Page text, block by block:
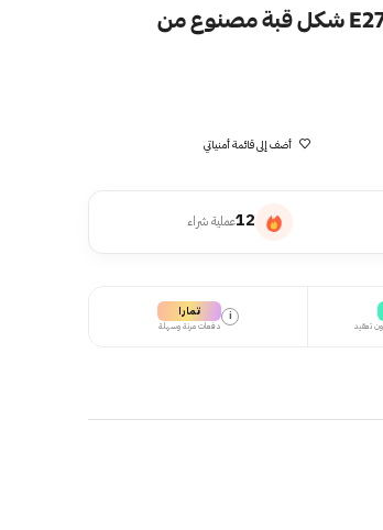
كشاف بوابة مفرد بلون نحاسي أنيق E27 شكل قبة مصنوع من
أضف إلى قائمة أمنياتي
12عملية شراء
i تمارا
دفعات مرنة وسهلة